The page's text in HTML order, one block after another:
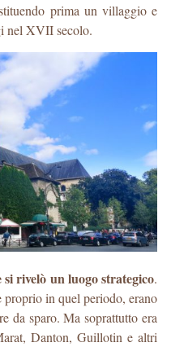
prima un villaggio e
nel XVII secolo.
rivelò un luogo strategico.
proprio in quel periodo, erano
da sparo. Ma soprattutto era
Danton, Guillotin e altri